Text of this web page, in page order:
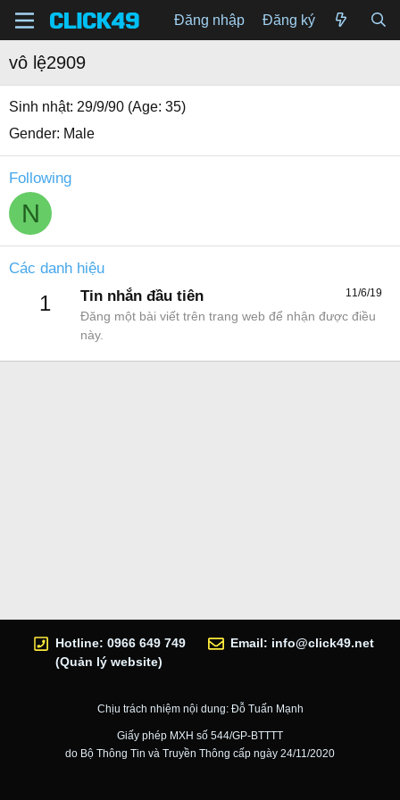
Đăng nhập Đăng ký
vô lệ2909
Sinh nhật 29/9/90 (Age: 35)
Gender Male
Following
N
Các danh hiệu
1 11/6/19
Tin nhắn đầu tiên
Đăng một bài viết trên trang web để nhận được điều
này.
Hotline: 0966 649 749
(Quản lý website)
Email: info@click49.net
Chịu trách nhiệm nội dung: Đỗ Tuấn Mạnh
Giấy phép MXH số 544/GP-BTTTT
do Bộ Thông Tin và Truyền Thông cấp ngày 24/11/2020